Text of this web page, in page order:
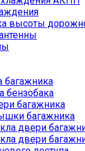
высоты
багажника
бензобака
багажника
багажника
двери
двери